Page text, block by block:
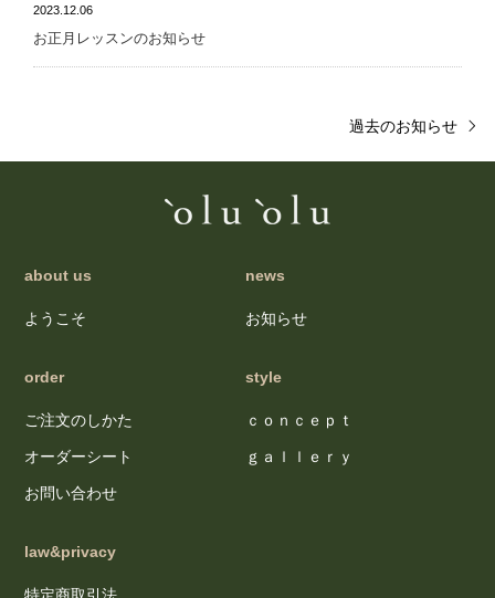
2023.12.06
お正月レッスンのお知らせ
過去のお知らせ
about us
ようこそ
news
お知らせ
order
ご注文のしかた
オーダーシート
お問い合わせ
style
ｃｏｎｃｅｐｔ
ｇａｌｌｅｒｙ
law&privacy